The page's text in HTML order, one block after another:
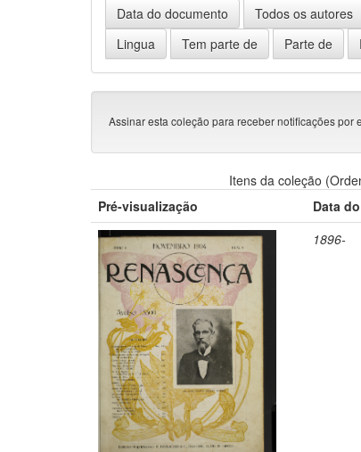
Assinar esta coleção para receber notificações por
Itens da coleção
Pré-visualização
Data
1896-